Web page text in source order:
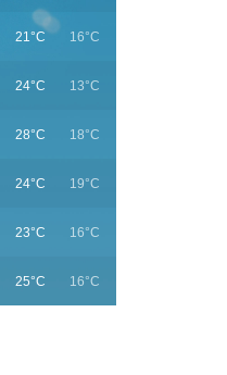
21°C 16°C
24°C 13°C
28°C 18°C
24°C 19°C
23°C 16°C
25°C 16°C